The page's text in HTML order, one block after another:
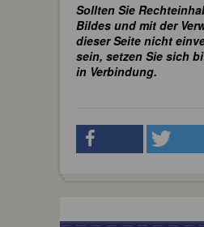
Sollten Sie
Bildes und mit der
dieser Seite nicht
sein, setzen Sie sich
in Verbindung.